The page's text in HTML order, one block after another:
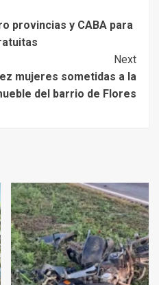
provincias y CABA para
Next
mujeres sometidas a la
del barrio de Flores